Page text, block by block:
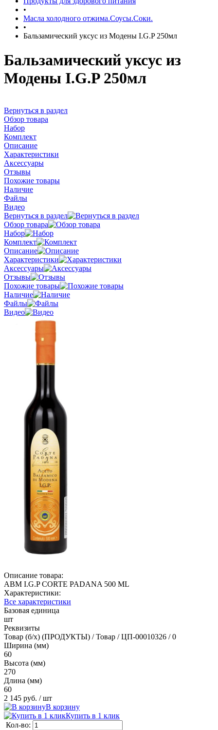
•
Масла холодного отжима.Соусы.Соки.
•
Бальзамический уксус из Модены I.G.P 250мл
Бальзамический уксус из
Модены I.G.P 250мл
Вернуться в раздел
Обзор товара
Набор
Комплект
Описание
Характеристики
Аксессуары
Отзывы
Похожие товары
Наличие
Файлы
Видео
Вернуться в раздел
Обзор товара
Набор
Комплект
Описание
Характеристики
Аксессуары
Отзывы
Похожие товары
Наличие
Файлы
Видео
Описание товара:
ABM I.G.P CORTE PADANA 500 ML
Характеристики:
Все характеристики
Базовая единица
шт
Реквизиты
Товар (б/х) (ПРОДУКТЫ) / Товар / ЦП-00010326 / 0
Ширина (мм)
60
Высота (мм)
270
Длина (мм)
60
2 145 руб. / шт
В корзину
Купить в 1 клик
Кол-во: